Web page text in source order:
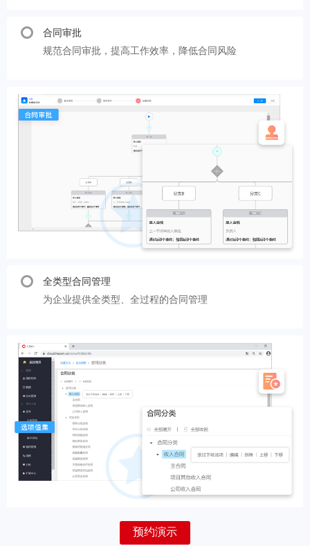
合同审批
规范合同审批，提高工作效率，降低合同风险
全类型合同管理
为企业提供全类型、全过程的合同管理
预约演示